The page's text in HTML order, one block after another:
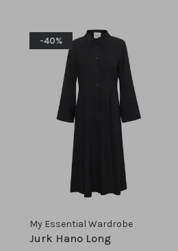
-40%
My Essential Wardrobe
Jurk Hano Long